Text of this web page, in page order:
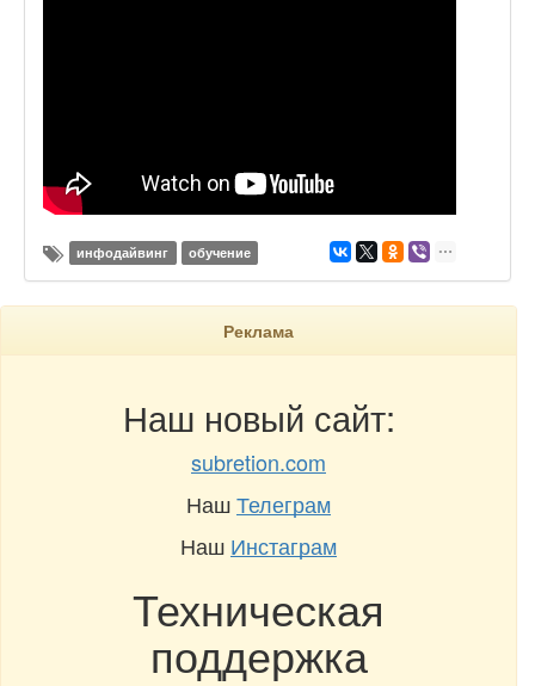
инфодайвинг обучение
Реклама
Наш новый сайт:
subretion.com
НашТелеграм
Наш Инстаграм
Техническая
поддержка